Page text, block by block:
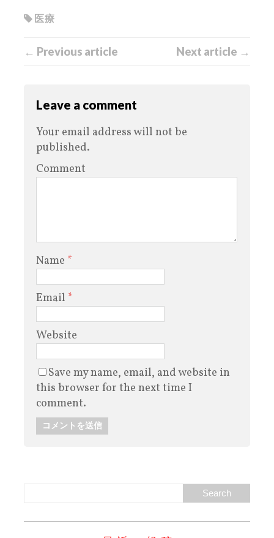
医療
← Previous article Next article →
Leave a comment
Your email address will not be
published.
Comment
Name *
Email *
Website
Save my name, email, and website in
this browser for the next time I
comment.